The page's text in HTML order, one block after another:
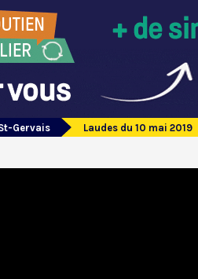
Gervais Laudes du 10 mai 2019